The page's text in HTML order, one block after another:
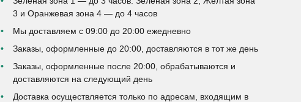
3 и Оранжевая зона 4 — до 4 часов
Мы доставляем с 09:00 до 20:00 ежедневно
Заказы, оформленные до 20:00, доставляются в тот же день
Заказы, оформленные после 20:00, обрабатываются и
доставляются на следующий день
Доставка осуществляется только по адресам, входящим в